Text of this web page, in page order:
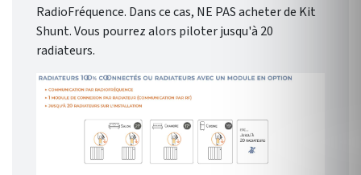
RadioFréquence. Dans ce cas, NE PAS acheter de Kit
Shunt. Vous pourrez alors piloter jusqu'à 20
radiateurs.